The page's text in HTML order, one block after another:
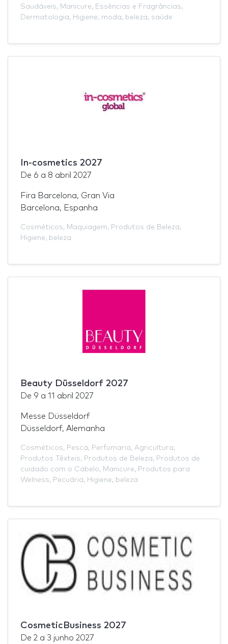
Saudáveis, Manicure, Essências e Fragrâncias,
Dermatologia, Higiene, moda, beleza, saúde
In-cosmetics 2027
De 6 a 8 abril 2027
Fira Barcelona, Gran Via
Barcelona, Espanha
Cosméticos, Maquiagem, Produtos de Beleza,
Higiene, beleza
Beauty Düsseldorf 2027
De 9 a 11 abril 2027
Messe Düsseldorf
Düsseldorf, Alemanha
Cosméticos, Pesca, Perfumaria, Agricultura,
Produtos Têxteis, Produtos de Beleza, Produtos de
cuidado com o Cabelo, Manicure, Produtos para
Welness, Pecuária, Higiene, beleza
CosmeticBusiness 2027
De 2 a 3 junho 2027